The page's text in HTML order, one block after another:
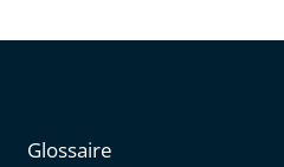
Glossaire